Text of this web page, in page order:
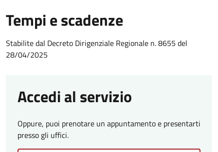
Tempi e scadenze
Stabilite dal Decreto Dirigenziale Regionale n. 8655 del
28/04/2025
Accedi al servizio
Oppure, puoi prenotare un appuntamento e presentarti
presso gli uffici.